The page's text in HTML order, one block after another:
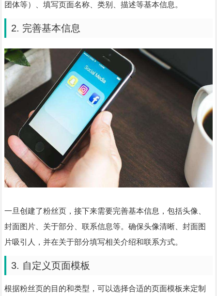
团体等）、填写页面名称、类别、描述等基本信息。
2. 完善基本信息
一旦创建了粉丝页，接下来需要完善基本信息，包括头像、
封面图片、关于部分、联系信息等。确保头像清晰、封面图
片吸引人，并在关于部分填写相关介绍和联系方式。
3. 自定义页面模板
根据粉丝页的目的和类型，可以选择合适的页面模板来定制